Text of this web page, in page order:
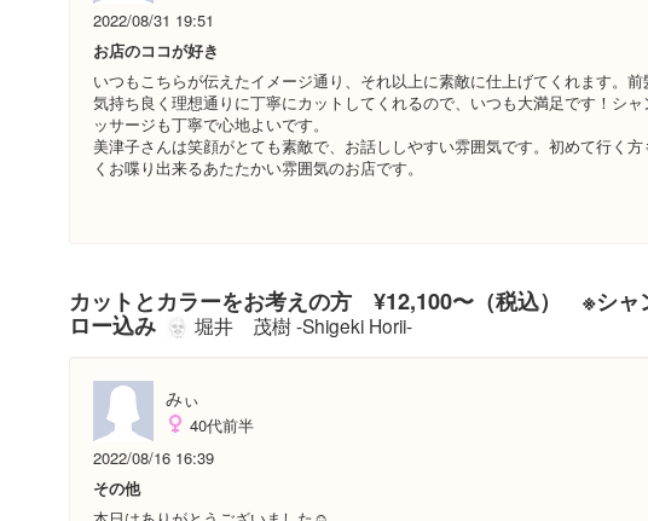
2022/08/31 19:51
お店のココが好き
いつもこちらが伝えたイメージ通り、それ以上に素敵に仕上げてくれます。前
気持ち良く理想通りに丁寧にカットしてくれるので、いつも大満足です！シ
ッサージも丁寧で心地よいです。
美津子さんは笑顔がとても素敵で、お話ししやすい雰囲気です。初めて行く方
くお喋り出来るあたたかい雰囲気のお店です。
カットとカラーをお考えの方 ¥12,100〜（税込） ※シャ
ロー込み 堀井 茂樹 -Shigeki Horii-
みぃ
40代前半
2022/08/16 16:39
その他